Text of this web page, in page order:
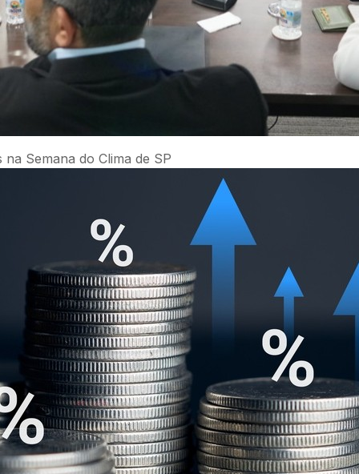
Semana do Clima de SP